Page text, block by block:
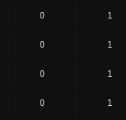
0 1
0 1
0 1
0 1